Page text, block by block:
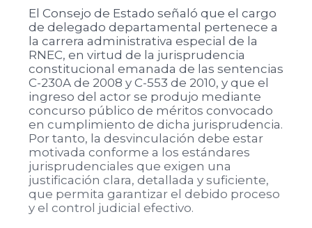
El Consejo de Estado señaló que el cargo
de delegado departamental pertenece a
la carrera administrativa especial de la
RNEC, en virtud de la jurisprudencia
constitucional emanada de las sentencias
C-230A de 2008 y C-553 de 2010, y que el
ingreso del actor se produjo mediante
concurso público de méritos convocado
en cumplimiento de dicha jurisprudencia.
Por tanto, la desvinculación debe estar
motivada conforme a los estándares
jurisprudenciales que exigen una
justificación clara, detallada y suficiente,
que permita garantizar el debido proceso
y el control judicial efectivo.